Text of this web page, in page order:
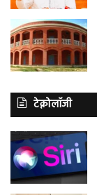
टेक्नोलॉजी